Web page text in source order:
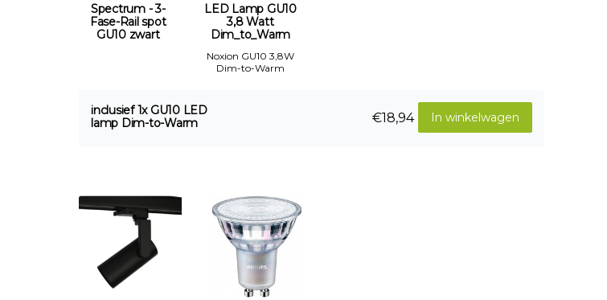
Spectrum - 3-
Fase-Rail spot
GU10 zwart
LED Lamp GU10
3,8 Watt
Dim_to_Warm
Noxion GU10 3,8W
Dim-to-Warm
inclusief 1x GU10 LED
lamp Dim-to-Warm
In winkelwagen
€18,94